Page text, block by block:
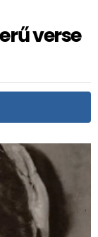
verse